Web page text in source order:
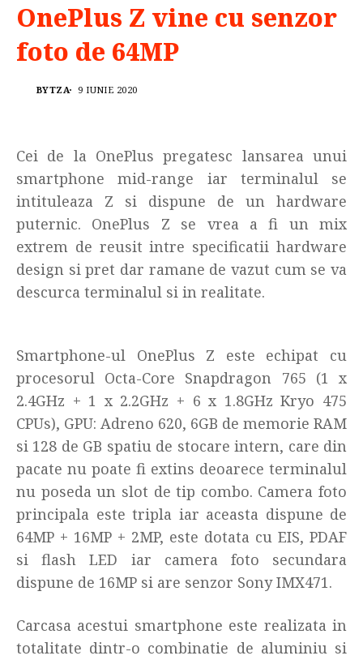
OnePlus Z vine cu senzor
foto de 64MP
BYTZA 9 IUNIE 2020
Cei de la OnePlus pregatesc lansarea unui
smartphone mid-range iar terminalul se
intituleaza Z si dispune de un hardware
puternic. OnePlus Z se vrea a fi un mix
extrem de reusit intre specificatii hardware
design si pret dar ramane de vazut cum se va
descurca terminalul si in realitate.
Smartphone-ul OnePlus Z este echipat cu
procesorul Octa-Core Snapdragon 765 (1 x
2.4GHz + 1 x 2.2GHz + 6 x 1.8GHz Kryo 475
CPUs), GPU: Adreno 620, 6GB de memorie RAM
si 128 de GB spatiu de stocare intern, care din
pacate nu poate fi extins deoarece terminalul
nu poseda un slot de tip combo. Camera foto
principala este tripla iar aceasta dispune de
64MP + 16MP + 2MP, este dotata cu EIS, PDAF
si flash LED iar camera foto secundara
dispune de 16MP si are senzor Sony IMX471.
Carcasa acestui smartphone este realizata in
totalitate dintr-o combinatie de aluminiu si